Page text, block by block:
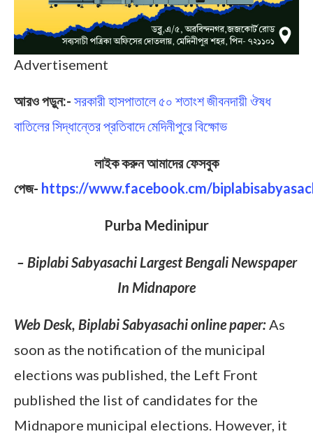
Advertisement
আরও পড়ুন:- সরকারী হাসপাতালে ৫০ শতাংশ জীবনদায়ী ঔষধ
বাতিলের সিদ্ধান্তের প্রতিবাদে মেদিনীপুরে বিক্ষোভ
লাইক করুন আমাদের ফেসবুক
পেজ- https://www.facebook.cm/
Purba Medinipur
– Biplabi Sabyasachi Largest Bengali Newspaper
In Midnapore
Web Desk, Biplabi Sabyasachi online paper:As
soon as the notification of the municipal
elections was published, the Left Front
published the list of candidates for the
Midnapore municipal elections. However, it